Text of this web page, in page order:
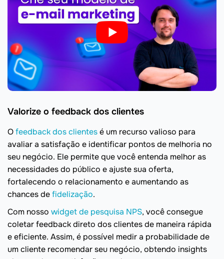
Valorize o feedback dos clientes
Ofeedback dos clientesé um recurso valioso para
avaliar a satisfação e identificar pontos de melhoria no
seu negócio. Ele permite que você entenda melhor as
necessidades do público e ajuste sua oferta,
fortalecendo o relacionamento e aumentando as
chances defidelização.
Com nosso widget de pesquisa NPS, você consegue
coletar feedback direto dos clientes de maneira rápida
e eficiente. Assim, é possível medir a probabilidade de
um cliente recomendar seu negócio, obtendo insights